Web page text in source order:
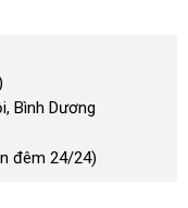
Bình Dương
đêm 24/24)